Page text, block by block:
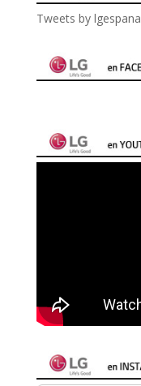
Tweets by lgespana